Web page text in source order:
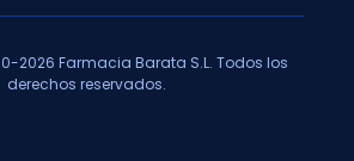
2026 Farmacia Barata S.L. Todos los
derechos reservados.